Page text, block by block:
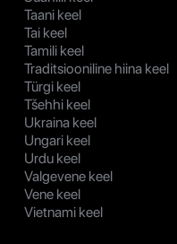
Taani keel
Tai keel
Tamili keel
Traditsiooniline hiina keel
Türgi keel
Tšehhi keel
Ukraina keel
Ungari keel
Urdu keel
Valgevene keel
Vene keel
Vietnami keel